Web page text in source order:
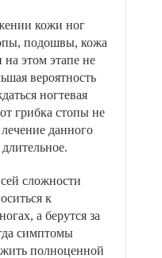
кожи ног
подошвы, кожа
этом этапе не
вероятность
ногтевая
грибка стопы не
данного
сложности
к
а берутся за
симптомы
полноценной